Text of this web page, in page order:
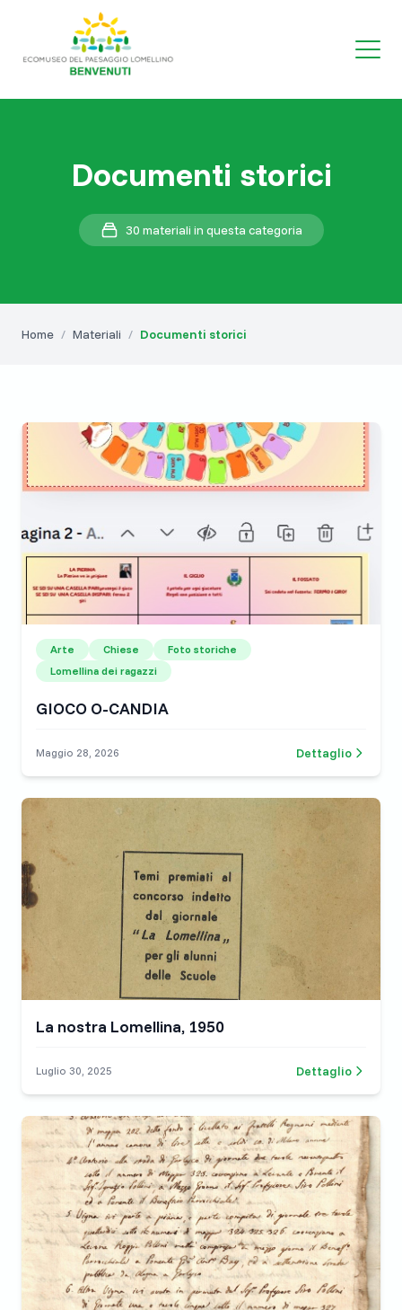
Documenti storici
30 materiali in questa categoria
Home / Materiali / Documenti storici
Arte Chiese
Foto storiche
Lomellina dei ragazzi
GIOCO O-CANDIA
Maggio 28, 2026 Dettaglio
La nostra Lomellina, 1950
Luglio 30, 2025 Dettaglio